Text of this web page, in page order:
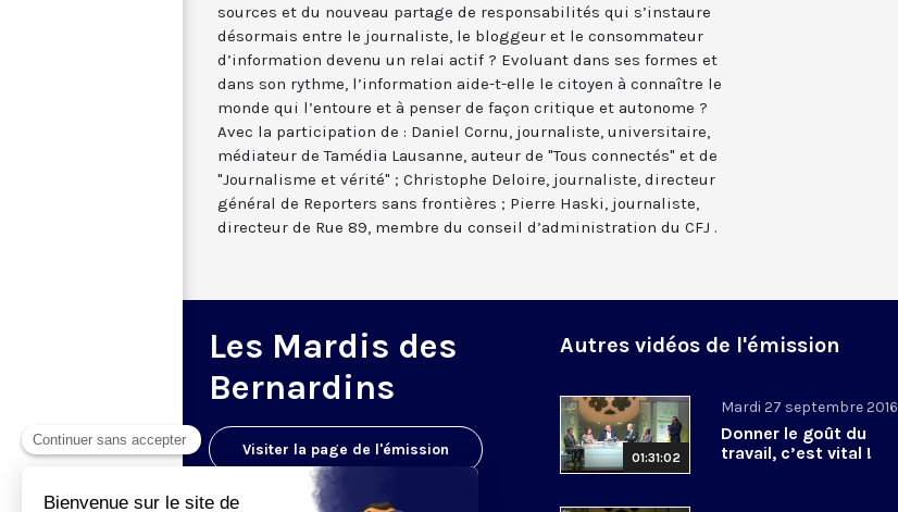
sources et du nouveau partage de responsabilités qui s’instaure
désormais entre le journaliste, le bloggeur et le consommateur
d’information devenu un relai actif ? Evoluant dans ses formes et
dans son rythme, l’information aide-t-elle le citoyen à connaître le
monde qui l’entoure et à penser de façon critique et autonome ?
Avec la participation de : Daniel Cornu, journaliste, universitaire,
médiateur de Tamédia Lausanne, auteur de "Tous connectés" et de
"Journalisme et vérité" ; Christophe Deloire, journaliste, directeur
général de Reporters sans frontières ; Pierre Haski, journaliste,
directeur de Rue 89, membre du conseil d’administration du CFJ .
Les Mardis des
Bernardins
Visiter la page de l'émission
Autres vidéos de l'émission
01:31:02
Mardi 27 septembre 2016
Donner le goût du
travail, c’est vital !